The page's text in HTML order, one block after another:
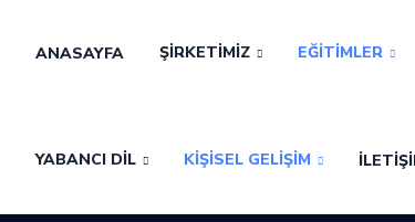
ANASAYFA ŞIRKETIMIZ EĞITIMLER
YABANCI DIL KIŞISEL GELIŞIM